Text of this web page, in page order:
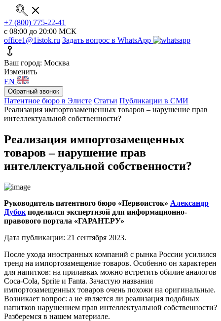
+7 (800) 775-22-41
с 08:00 до 20:00 МСК
office1@1istok.ru Задать вопрос в WhatsApp
Ваш город: Москва
Изменить
EN
Обратный звонок
Патентное бюро в Элисте Статьи Публикации в СМИ
Реализация импортозамещенных товаров – нарушение прав
интеллектуальной собственности?
Реализация импортозамещенных
товаров – нарушение прав
интеллектуальной собственности?
Руководитель патентного бюро «Первоисток» Александр
Дубок поделился экспертизой для информационно-
правового портала «ГАРАНТ.РУ»
Дата публикации: 21 сентября 2023.
После ухода иностранных компаний с рынка России усилился
тренд на импортозамещение товаров. Особенно он характерен
для напитков: на прилавках можно встретить обилие аналогов
Coca-Cola, Sprite и Fanta. Зачастую названия
импортозамещенных товаров очень похожи на оригинальные.
Возникает вопрос: а не является ли реализация подобных
напитков нарушением прав интеллектуальной собственности?
Разберемся в нашем материале.